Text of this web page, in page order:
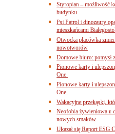
Styropian – możliwość
budynku
Psi Patrol i dinozaury
mieszkańcami
Otwocka placówka
nowotworów
Domowe biuro: pomysł
Pionowe karty i
One.
Pionowe karty i
One.
Wakacyjne przekąski,
Neofobia żywieniowa u
nowych smaków
Ukazał się Raport ESG